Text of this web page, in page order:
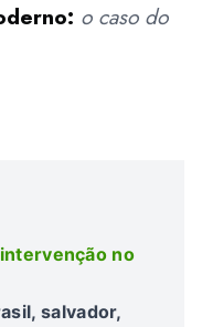
o caso do
no
salvador,